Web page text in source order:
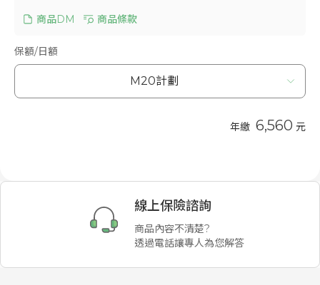
商品DM 商品條款
保額/日額
年繳 6,560 元
線上保險諮詢
商品內容不清楚?
透過電話讓專人為您解答